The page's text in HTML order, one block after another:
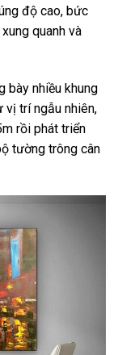
độ cao, bức
quanh và
bày nhiều khung
vị trí ngẫu nhiên,
rồi phát triển
tường trông cân